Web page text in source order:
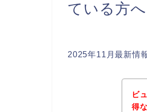
ている方へ
2025年11月最新情
ビ
得